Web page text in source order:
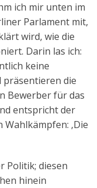
ich mir unten im
Parlament mit,
wird, wie die
Darin las ich:
keine
präsentieren die
Bewerber für das
entspricht der
‚Die
Politik; diesen
hinein